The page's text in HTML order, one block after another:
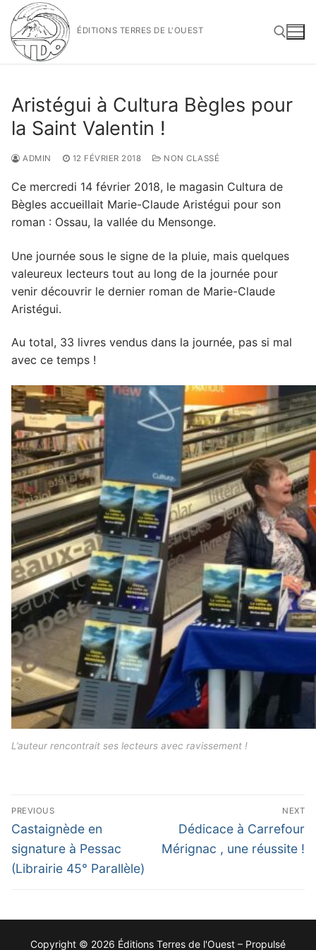
Aller
au
contenu
ÉDITIONS TERRES DE L'OUEST
Aristégui à Cultura Bègles pour
la Saint Valentin !
ADMIN 12 FÉVRIER 2018 NON CLASSÉ
Ce mercredi 14 février 2018, le magasin Cultura de
Bègles accueillait Marie-Claude Aristégui pour son
roman : Ossau, la vallée du Mensonge.
Une journée sous le signe de la pluie, mais quelques
valeureux lecteurs tout au long de la journée pour
venir découvrir le dernier roman de Marie-Claude
Aristégui.
Au total, 33 livres vendus dans la journée, pas si mal
avec ce temps !
L’auteur rencontrait ses lecteurs avec ravissement !
Navigation
de
l’article
PREVIOUS
Previous
post:
Castaignède en
signature à Pessac
(Librairie 45° Parallèle)
NEXT
Next
post:
Dédicace à Carrefour
Mérignac , une réussite !
Copyright © 2026 Éditions Terres de l'Ouest – Propulsé